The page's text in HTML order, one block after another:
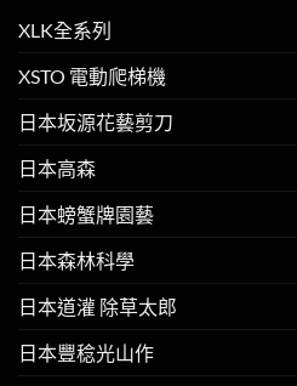
XLK全系列
XSTO 電動爬梯機
日本坂源花藝剪刀
日本高森
日本螃蟹牌園藝
日本森林科學
日本道灌 除草太郎
日本豐稔光山作